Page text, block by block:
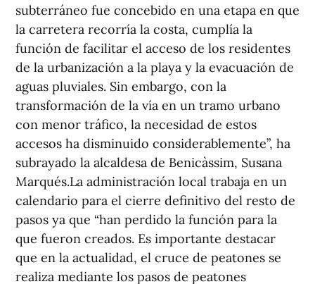
subterráneo fue concebido en una etapa en que
la carretera recorría la costa, cumplía la
función de facilitar el acceso de los residentes
de la urbanización a la playa y la evacuación de
aguas pluviales. Sin embargo, con la
transformación de la vía en un tramo urbano
con menor tráfico, la necesidad de estos
accesos ha disminuido considerablemente”, ha
subrayado la alcaldesa de Benicàssim, Susana
Marqués.La administración local trabaja en un
calendario para el cierre definitivo del resto de
pasos ya que “han perdido la función para la
que fueron creados. Es importante destacar
que en la actualidad, el cruce de peatones se
realiza mediante los pasos de peatones